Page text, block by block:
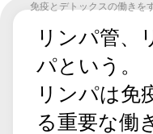
免疫とデトックスの働きを
リンパ管、
パという。
リンパは免
る重要な働